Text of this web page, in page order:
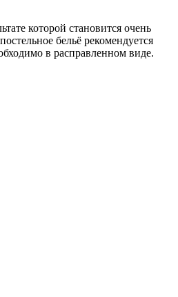
которой становится очень
бельё рекомендуется
в расправленном виде.